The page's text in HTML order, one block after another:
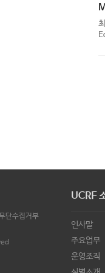
단수집거부
UCRF
인사말
주요업무
운영조직